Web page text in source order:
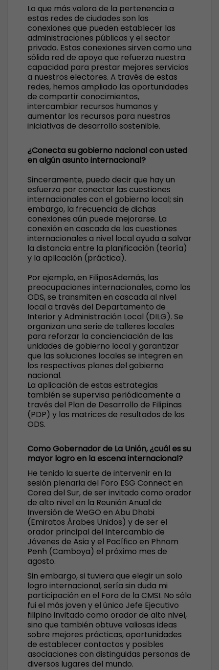
Lo que más valoro de la pertenencia a
estas redes de ciudades son las
conexiones que pueden establecer las
administraciones públicas y el sector
privado. Estas conexiones sirven como una
sólida red de apoyo que refuerza nuestra
capacidad para prestar mejores servicios
a nuestros electores. A través de estas
redes, hemos ampliado las oportunidades
de compartir conocimientos,
intercambiar recursos humanos y
aumentar los recursos para nuestras
iniciativas de desarrollo sostenible.
¿Conecta su gobierno nacional con usted
en algún asunto internacional?
Sinceramente, puedo decir que hay un
esfuerzo por conectar las cuestiones
internacionales con el gobierno local; sin
embargo, la frecuencia de dichas
conexiones aún puede mejorarse. La
conexión en cascada de las cuestiones
internacionales a nivel local ayuda a salvar
la distancia entre la planificación (teoría)
y la aplicación (práctica).
Por ejemplo, en FiliposAdemás, las
preocupaciones internacionales, como los
ODS, se transmiten en cascada al nivel
local a través del Departamento de
Interior y Administración Local (DILG). Se
organizan una serie de talleres locales
para reforzar la concienciación de las
unidades de gobierno local y garantizar
que las soluciones locales se integren en
los respectivos planes del gobierno
nacional.
La aplicación de estas estrategias
también se supervisa periódicamente a
través del Plan de Desarrollo de Filipinas
(PDP) y las matrices de resultados de los
ODS.
Como Gobernador de La Unión, ¿cuál es su
mayor logro en la escena internacional?
He tenido la suerte de intervenir en la
sesión plenaria del Foro ESG Connect en
Corea del Sur, de ser invitado como orador
de alto nivel en la Reunión Anual de
Inversión de WeGO en Abu Dhabi
(Emiratos Árabes Unidos) y de ser el
orador principal del Intercambio de
Jóvenes de Asia y el Pacífico en Phnom
Penh (Camboya) el próximo mes de
agosto.
Sin embargo, si tuviera que elegir un solo
logro internacional, sería sin duda mi
participación en el Foro de la CMSI. No sólo
fui el más joven y el único Jefe Ejecutivo
filipino invitado como orador de alto nivel,
sino que también obtuve valiosas ideas
sobre mejores prácticas, oportunidades
de establecer contactos y posibles
asociaciones con distinguidas personas de
diversos lugares del mundo.